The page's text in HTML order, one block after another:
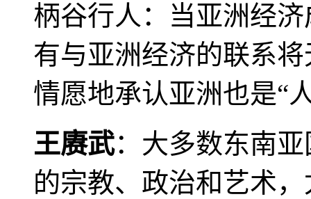
柄谷行人：当亚洲经
有与亚洲经济的联系
情愿地承认亚洲也是“
王赓武：大多数东南
的宗教、政治和艺术